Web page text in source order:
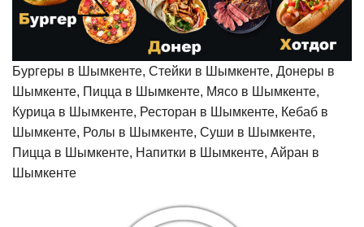
Бургеры в Шымкенте, Стейки в Шымкенте, Донеры в
Шымкенте, Пицца в Шымкенте, Мясо в Шымкенте,
Курица в Шымкенте, Ресторан в Шымкенте, Кебаб в
Шымкенте, Ролы в Шымкенте, Суши в Шымкенте,
Пицца в Шымкенте, Напитки в Шымкенте, Айран в
Шымкенте